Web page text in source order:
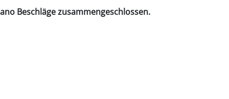
Beschlägezusammengeschlossen.